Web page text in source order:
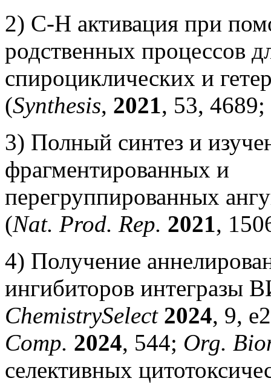
2) C-H активация при
родственных процессов
спироциклических и
(Synthesis, 2021, 53, 4689;
3) Полный синтез и
фрагментированных и
перегруппированных
(Nat. Prod. Rep. 2021,
4) Получение
ингибиторов интегразы
ChemistrySelect 2024, 9,
Comp. 2024, 544; Org.
селективных